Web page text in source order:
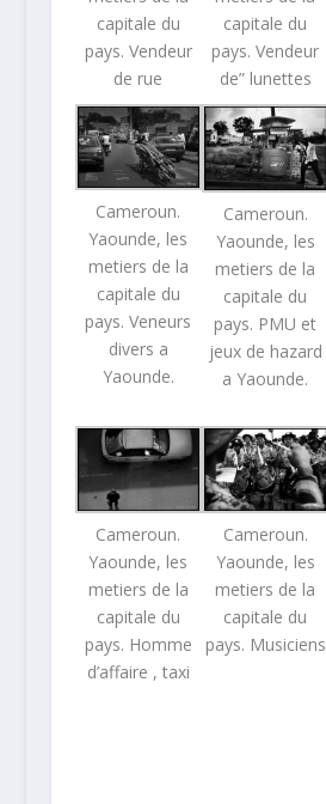
capitale du
pays. Vendeur
de rue
capitale du
pays. Vendeur
de” lunettes
Cameroun.
Yaounde, les
metiers de la
capitale du
pays. Veneurs
divers a
Yaounde.
Cameroun.
Yaounde, les
metiers de la
capitale du
pays. PMU et
jeux de hazard
a Yaounde.
Cameroun.
Yaounde, les
metiers de la
capitale du
pays. Homme
d’affaire , taxi
Cameroun.
Yaounde, les
metiers de la
capitale du
pays. Musiciens